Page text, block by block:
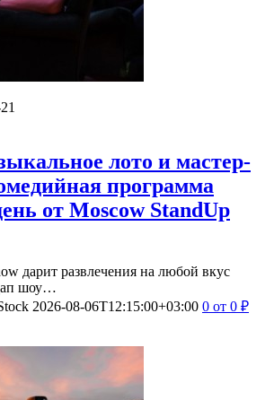
лото и мастер-
программа
от Moscow StandUp
дарит развлечения на любой вкус
шоу…
2026-08-06T12:15:00+03:00 0 от 0 ₽